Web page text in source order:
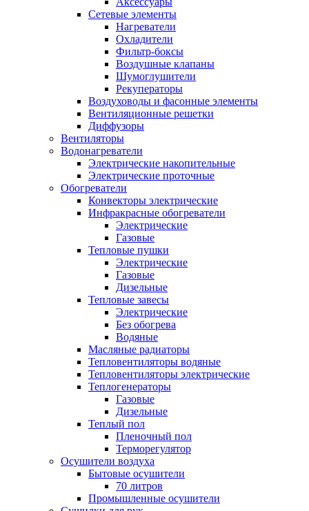
Сетевые элементы
Нагреватели
Охладители
Фильтр-боксы
Воздушные клапаны
Шумоглушители
Рекуператоры
Воздуховоды и фасонные элементы
Вентиляционные решетки
Диффузоры
Вентиляторы
Водонагреватели
Электрические накопительные
Электрические проточные
Обогреватели
Конвекторы электрические
Инфракрасные обогреватели
Электрические
Газовые
Тепловые пушки
Электрические
Газовые
Дизельные
Тепловые завесы
Электрические
Без обогрева
Водяные
Масляные радиаторы
Тепловентиляторы водяные
Тепловентиляторы электрические
Теплогенераторы
Газовые
Дизельные
Теплый пол
Пленочный пол
Терморегулятор
Осушители воздуха
Бытовые осушители
70 литров
Промышленные осушители